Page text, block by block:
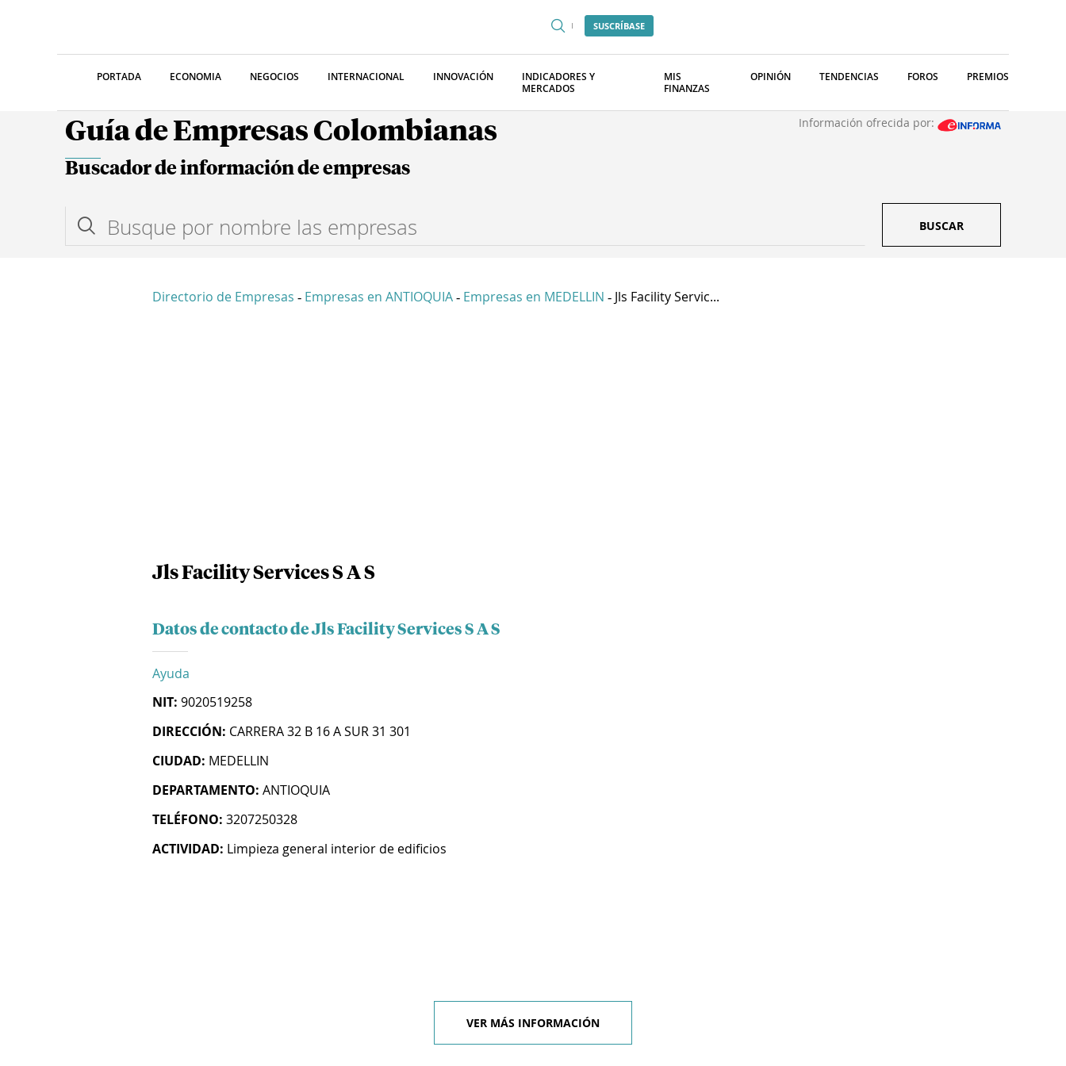
SUSCRÍBASE
PORTADA ECONOMIA NEGOCIOS INTERNACIONAL INNOVACIÓN
INDICADORES Y
MERCADOS
MIS
FINANZAS
OPINIÓN TENDENCIAS FOROS PREMIOS
Guía de Empresas Colombianas Información ofrecida por:
Buscador de información de empresas
BUSCAR
Directorio de Empresas - Empresas en ANTIOQUIA - Empresas en MEDELLIN - Jls Facility Servic...
Jls Facility Services S A S
Datos de contacto de Jls Facility Services S A S
Ayuda
NIT: 9020519258
DIRECCIÓN: CARRERA 32 B 16 A SUR 31 301
CIUDAD: MEDELLIN
DEPARTAMENTO: ANTIOQUIA
TELÉFONO: 3207250328
ACTIVIDAD: Limpieza general interior de edificios
VER MÁS INFORMACIÓN